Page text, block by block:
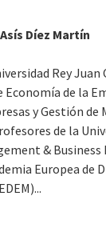
Díez Martín
Rey Juan
de la
y Gestión
de la
& Business
Europea de
..
se centra en la